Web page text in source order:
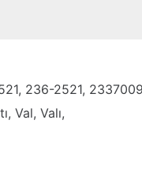
236-2521,
Val, Valı,